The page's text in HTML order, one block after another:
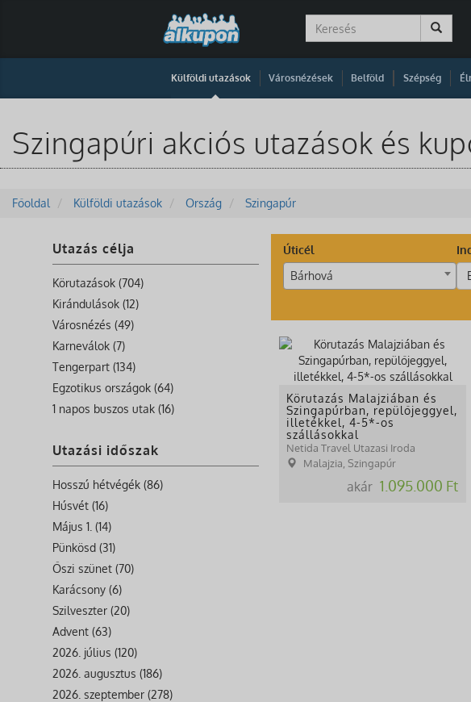
Külföldi utazások Városnézések Belföld Szépség
Szingapúri akciós utazások és
Főoldal Külföldi utazások Ország Szingapúr
Utazás célja
Körutazások (704)
Kirándulások (12)
Városnézés (49)
Karneválok (7)
Tengerpart (134)
Egzotikus országok (64)
1 napos buszos utak (16)
Utazási időszak
Hosszú hétvégék (86)
Húsvét (16)
Május 1. (14)
Pünkösd (31)
Őszi szünet (70)
Karácsony (6)
Szilveszter (20)
Advent (63)
2026. július (120)
2026. augusztus (186)
2026. szeptember (278)
Úticél
Bárhová
Körutazás Malajziában és
Szingapúrban, repülőjeggyel,
illetékkel, 4-5*-os
szállásokkal
Netida Travel Utazasi Iroda
Malajzia, Szingapúr
akár 1.095.000 Ft